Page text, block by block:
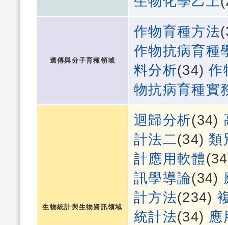
遺傳與分子育種領域
作物育種方法
作物抗病育種
料分析(34)作
物抗病育種實
生物統計與生物資訊領域
迴歸分析(34)
計法二(34) 類
計應用軟體
訊學導論(34)
計方法(234)
統計法(34) 應